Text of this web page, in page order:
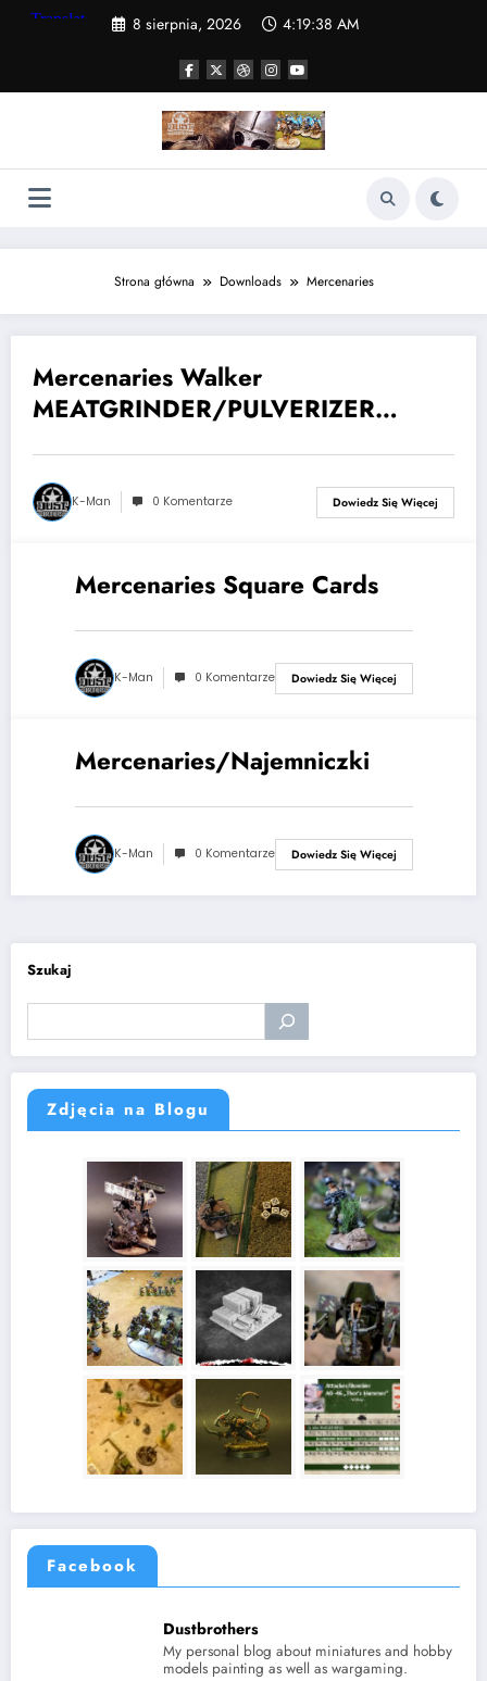
8 sierpnia, 2026 4:19:39 AM
Strona główna Downloads Mercenaries
24 listopada, 2017
Mercenaries Walker
MEATGRINDER/PULVERIZER
K-Man 0 Komentarze Dowiedz Się Więcej
4 sierpnia, 2017
Mercenaries Square Cards
K-Man 0 Komentarze Dowiedz Się Więcej
14 lutego, 2016
Mercenaries/Najemniczki
K-Man 0 Komentarze Dowiedz Się Więcej
Szukaj
Zdjęcia na Blogu
Facebook
Dustbrothers
My personal blog about miniatures and hobby
models painting as well as wargaming.